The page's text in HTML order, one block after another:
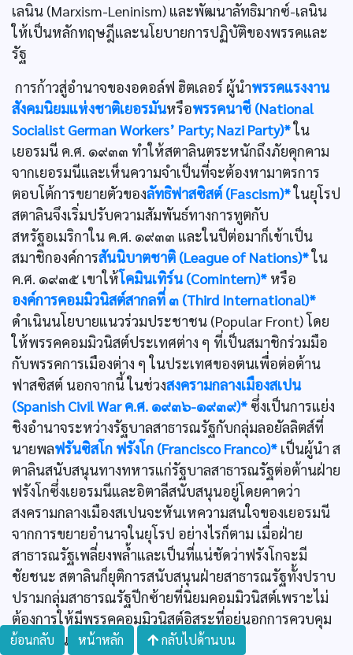
เลนิน (Marxism-Leninism) และพัฒนาลัทธิมากซ์-เลนิน
ให้เป็นหลักทฤษฎีและนโยบายการปฏิบัติของพรรคและ
รัฐ
การก้าวสู่อำนาจของอดอล์ฟ ฮิตเลอร์ ผู้นำพรรคแรงงาน
สังคมนิยมแห่งชาติเยอรมันหรือพรรคนาซี (National
Socialist German Workers’ Party; Nazi Party)*ใน
เยอรมนี ค.ศ. ๑๙๓๓ ทำให้สตาลินตระหนักถึงภัยคุกคาม
จากเยอรมนีและเห็นความจำเป็นที่จะต้องหามาตรการ
ตอบโต้การขยายตัวของลัทธิฟาสซิสต์ (Fascism)*ในยุโรป
สตาลินจึงเริ่มปรับความสัมพันธ์ทางการทูตกับ
สหรัฐอเมริกาใน ค.ศ. ๑๙๓๓ และในปีต่อมาก็เข้าเป็น
สมาชิกองค์การสันนิบาตชาติ (League of Nations)*ใน
ค.ศ. ๑๙๓๕ เขาให้โคมินเทิร์น (Comintern)* หรือ
องค์การคอมมิวนิสต์สากลที่ ๓ (Third International)*
ดำเนินนโยบายแนวร่วมประชาชน (Popular Front) โดย
ให้พรรคคอมมิวนิสต์ประเทศต่าง ๆ ที่เป็นสมาชิกร่วมมือ
กับพรรคการเมืองต่าง ๆ ในประเทศของตนเพื่อต่อต้าน
ฟาสซิสต์ นอกจากนี้ ในช่วงสงครามกลางเมืองสเปน
(Spanish Civil War ค.ศ. ๑๙๓๖-๑๙๓๙)* ซึ่งเป็นการแย่ง
ชิงอำนาจระหว่างรัฐบาลสาธารณรัฐกับกลุ่มลอยัลลิตส์ที่
นายพลฟรันซิสโก ฟรังโก (Francisco Franco)* เป็นผู้นำ ส
ตาลินสนับสนุนทางทหารแก่รัฐบาลสาธารณรัฐต่อต้านฝ่าย
ฟรังโกซึ่งเยอรมนีและอิตาลีสนับสนุนอยู่โดยคาดว่า
สงครามกลางเมืองสเปนจะหันเหความสนใจของเยอรมนี
จากการขยายอำนาจในยุโรป อย่างไรก็ตาม เมื่อฝ่าย
สาธารณรัฐเพลี่ยงพลํ้าและเป็นที่แน่ชัดว่าฟรังโกจะมี
ชัยชนะ สตาลินก็ยุติการสนับสนุนฝ่ายสาธารณรัฐทั้งปราบ
ปรามกลุ่มสาธารณรัฐปีกซ้ายที่นิยมคอมมิวนิสต์เพราะไม่
ต้องการให้มีพรรคคอมมิวนิสต์อิสระที่อยู่นอกการควบคุม
ของโคมินเทิร์น
ย้อนกลับ หน้าหลัก กลับไปด้านบน